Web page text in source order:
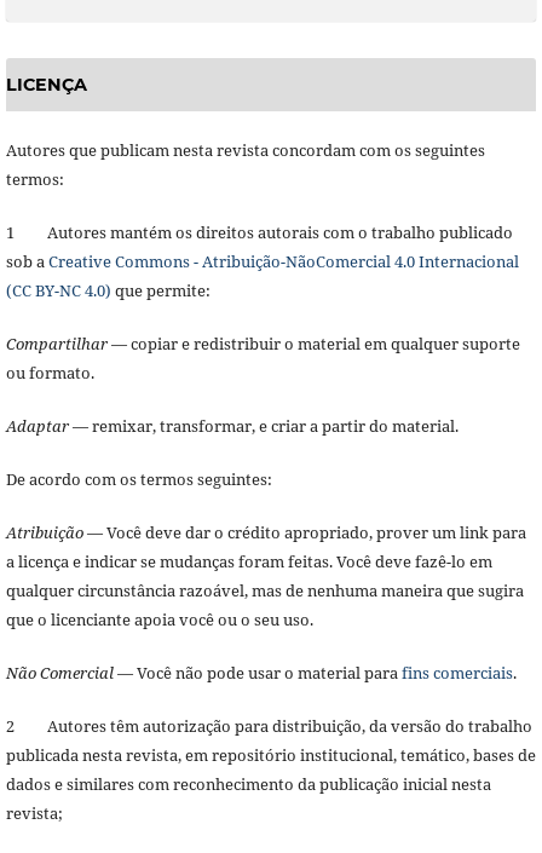
LICENÇA
Autores que publicam nesta revista concordam com os seguintes
termos:
1 Autores mantém os direitos autorais com o trabalho publicado
sob aCreative Commons - Atribuição-NãoComercial 4.0 Internacional
(CC BY-NC 4.0) que permite:
Compartilhar— copiar e redistribuir o material em qualquer suporte
ou formato.
Adaptar— remixar, transformar, e criar a partir do material.
De acordo com os termos seguintes:
Atribuição— Você deve dar o crédito apropriado, prover um link para
a licença e indicar se mudanças foram feitas. Você deve fazê-lo em
qualquer circunstância razoável, mas de nenhuma maneira que sugira
que o licenciante apoia você ou o seu uso.
Não Comercial— Você não pode usar o material parafins comerciais.
2 Autores têm autorização para distribuição, da versão do trabalho
publicada nesta revista, em repositório institucional, temático, bases de
dados e similares com reconhecimento da publicação inicial nesta
revista;